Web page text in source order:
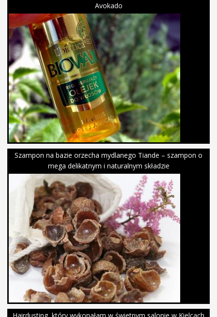
Avokado
Szampon na bazie orzecha mydlanego Tiande – szampon o
mega delikatnym i naturalnym składzie